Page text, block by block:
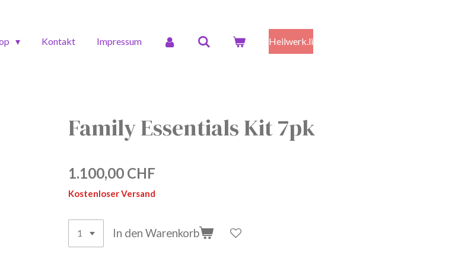
Kontakt Impressum Heilwerk.li
Family Essentials Kit 7pk
1.100,00 CHF
Kostenloser Versand
In den Warenkorb